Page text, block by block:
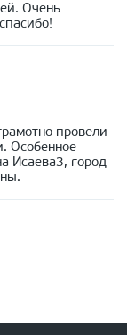
Очень
провели
Особенное
Исаева3, город